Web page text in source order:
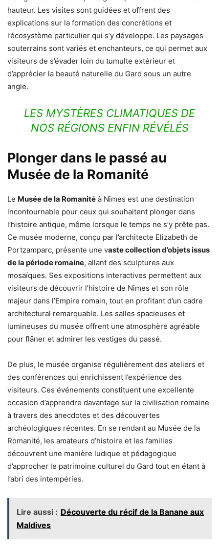
hauteur. Les visites sont guidées et offrent des
explications sur la formation des concrétions et
l’écosystème particulier qui s’y développe. Les paysages
souterrains sont variés et enchanteurs, ce qui permet aux
visiteurs de s’évader loin du tumulte extérieur et
d’apprécier la beauté naturelle du Gard sous un autre
angle.
LES MYSTÈRES CLIMATIQUES DE
NOS RÉGIONS ENFIN RÉVÉLÉS
Plonger dans le passé au
Musée de la Romanité
Le Musée de la Romanité à Nîmes est une destination
incontournable pour ceux qui souhaitent plonger dans
l’histoire antique, même lorsque le temps ne s’y prête pas.
Ce musée moderne, conçu par l’architecte Elizabeth de
Portzamparc, présente une vaste collection d’objets issus
de la période romaine, allant des sculptures aux
mosaïques. Ses expositions interactives permettent aux
visiteurs de découvrir l’histoire de Nîmes et son rôle
majeur dans l’Empire romain, tout en profitant d’un cadre
architectural remarquable. Les salles spacieuses et
lumineuses du musée offrent une atmosphère agréable
pour flâner et admirer les vestiges du passé.
De plus, le musée organise régulièrement des ateliers et
des conférences qui enrichissent l’expérience des
visiteurs. Ces événements constituent une excellente
occasion d’apprendre davantage sur la civilisation romaine
à travers des anecdotes et des découvertes
archéologiques récentes. En se rendant au Musée de la
Romanité, les amateurs d’histoire et les familles
découvrent une manière ludique et pédagogique
d’approcher le patrimoine culturel du Gard tout en étant à
l’abri des intempéries.
Lire aussi : Découverte du récif de la Banane aux
Maldives